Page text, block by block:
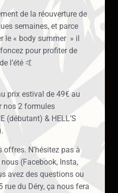
de la réouverture de
semaines, et parce
le « body summer » il
pour profiter de
l’été 🤙
prix estival de 49€ au
nos 2 formules
(débutant) & HELL’S
N’hésitez pas à
(Facebook, Insta,
avez des questions ou
rue du Déry, ça nous fera